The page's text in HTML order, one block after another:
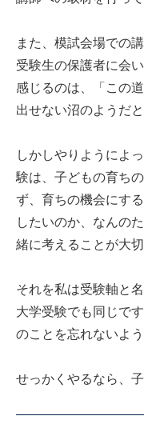
また、模試会場での
受験生の保護者に会
感じるのは、「この
出せない沼のようだと
しかしやりようによ
験は、子どもの育ち
ず、育ちの機会にす
したいのか、なんの
緒に考えることが大切
それを私は受験軸と
大学受験でも同じで
のことを忘れないよ
せっかくやるなら、